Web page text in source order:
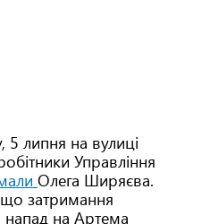
5 липня на вулиці
Управління
Олега Ширяєва.
затримання
на Артема